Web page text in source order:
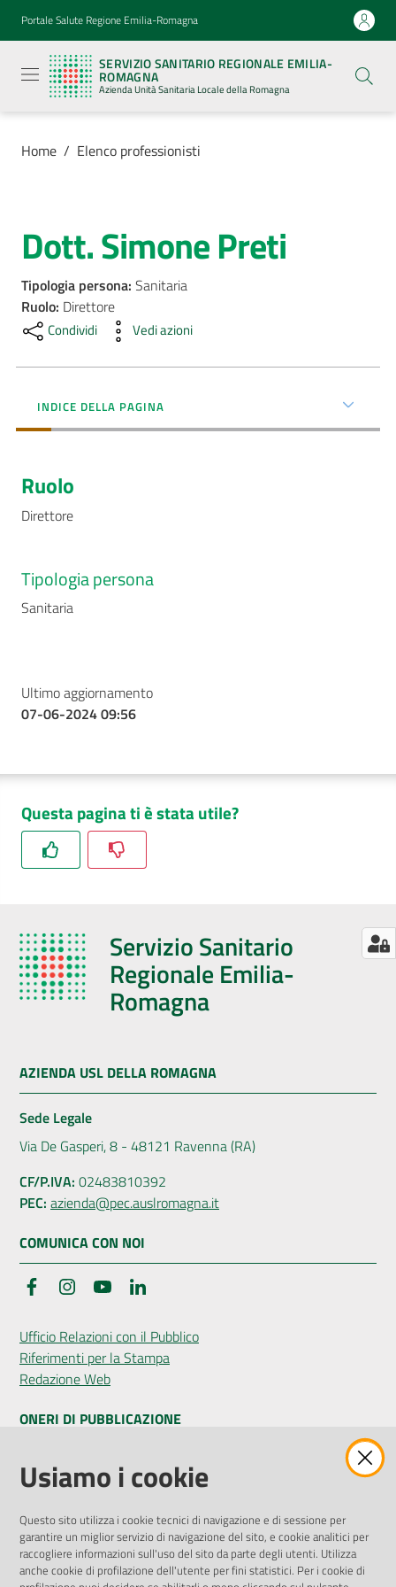
Vai al contenuto
Vai alla navigazione
Vai al footer
Portale Salute Regione Emilia-Romagna
SERVIZIO SANITARIO REGIONALE EMILIA-
ROMAGNA
Azienda Unità Sanitaria Locale della Romagna
Sanitario
Regionale
Emilia-
Romagna
Azienda
Sanitaria
Locale della
Azienda
Servizi
Luoghi
di
AUSL
Carta
dei
a...
e
Seguici
Home / Elenco professionisti
Salta al contenuto
Dott. Simone Preti
Tipologia persona: Sanitaria
Ruolo: Direttore
Condividi Vedi azioni
INDICE DELLA PAGINA
Ruolo
Direttore
Tipologia persona
Sanitaria
Ultimo aggiornamento
07-06-2024 09:56
Questa pagina ti è stata utile?
Servizio Sanitario
Regionale Emilia-
Romagna
AZIENDA USL DELLA ROMAGNA
Sede Legale
Via De Gasperi, 8 - 48121 Ravenna (RA)
CF/P.IVA: 02483810392
PEC: azienda@pec.auslromagna.it
COMUNICA CON NOI
FacebookInstagramYouTube
Ufficio Relazioni con il Pubblico
Riferimenti per la Stampa
Redazione Web
ONERI DI PUBBLICAZIONE
Amministrazione Trasparente
Pubblicità legale
Privacy Policy
Attuazione Misure PNRR
Liste di Attesa
Usiamo i cookie
Questo sito utilizza i cookie tecnici di navigazione e di sessione per
garantire un miglior servizio di navigazione del sito, e cookie analitici per
raccogliere informazioni sull'uso del sito da parte degli utenti. Utilizza
anche cookie di profilazione dell'utente per fini statistici. Per i cookie di